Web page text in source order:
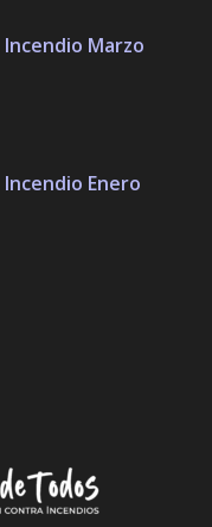
Marzo
Enero